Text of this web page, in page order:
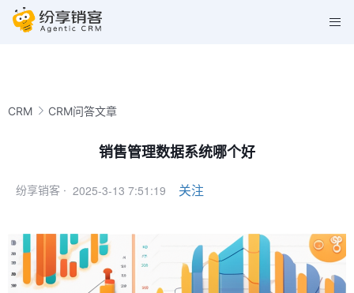
CRM CRM问答文章
销售管理数据系统哪个好
纷享销客 · 2025-3-13 7:51:19 关注